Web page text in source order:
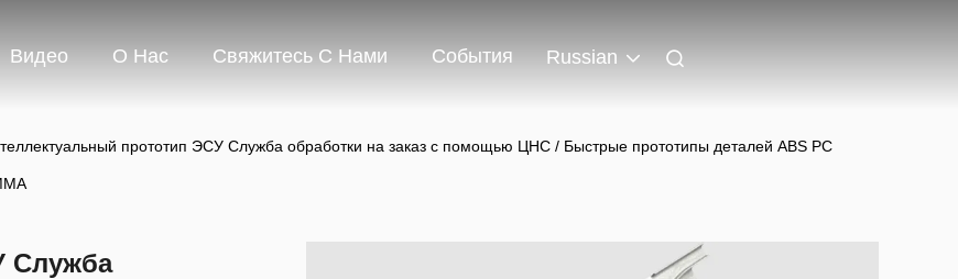
Видео О Нас Свяжитесь С Нами События Russian
прототип ЭСУ Служба обработки на заказ с помощью ЦНС / Быстрые прототипы деталей ABS PC
Служба